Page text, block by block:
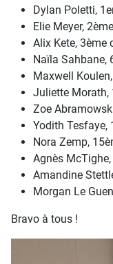
Dylan Poletti,
Elie Meyer,
Alix Kete, 3ème
Naïla Sahbane,
Maxwell
Juliette Morath,
Zoe
Yodith Tesfaye,
Nora Zemp,
Agnès
Amandine
Morgan Le
Bravo à tous !